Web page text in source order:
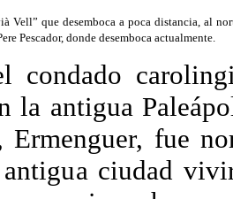
Vell” que desemboca a poca distancia, al
Pescador, donde desemboca actualmente.
condado
la antigua
Ermenguer, fue
ciudad